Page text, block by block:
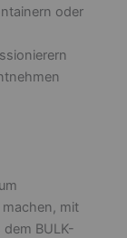
oder
mit
dem BULK-